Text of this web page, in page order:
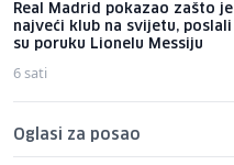
Real Madrid pokazao zašto je
najveći klub na svijetu, poslali
su poruku Lionelu Messiju
6 sati
Oglasi za posao